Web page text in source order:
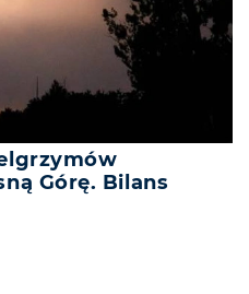
Górę. Bilans